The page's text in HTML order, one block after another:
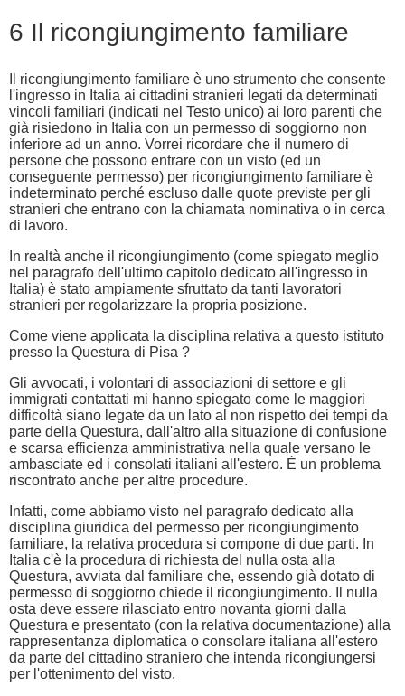
6 Il ricongiungimento familiare
Il ricongiungimento familiare è uno strumento che consente
l'ingresso in Italia ai cittadini stranieri legati da determinati
vincoli familiari (indicati nel Testo unico) ai loro parenti che
già risiedono in Italia con un permesso di soggiorno non
inferiore ad un anno. Vorrei ricordare che il numero di
persone che possono entrare con un visto (ed un
conseguente permesso) per ricongiungimento familiare è
indeterminato perché escluso dalle quote previste per gli
stranieri che entrano con la chiamata nominativa o in cerca
di lavoro.
In realtà anche il ricongiungimento (come spiegato meglio
nel paragrafo dell'ultimo capitolo dedicato all'ingresso in
Italia) è stato ampiamente sfruttato da tanti lavoratori
stranieri per regolarizzare la propria posizione.
Come viene applicata la disciplina relativa a questo istituto
presso la Questura di Pisa ?
Gli avvocati, i volontari di associazioni di settore e gli
immigrati contattati mi hanno spiegato come le maggiori
difficoltà siano legate da un lato al non rispetto dei tempi da
parte della Questura, dall'altro alla situazione di confusione
e scarsa efficienza amministrativa nella quale versano le
ambasciate ed i consolati italiani all'estero. È un problema
riscontrato anche per altre procedure.
Infatti, come abbiamo visto nel paragrafo dedicato alla
disciplina giuridica del permesso per ricongiungimento
familiare, la relativa procedura si compone di due parti. In
Italia c'è la procedura di richiesta del nulla osta alla
Questura, avviata dal familiare che, essendo già dotato di
permesso di soggiorno chiede il ricongiungimento. Il nulla
osta deve essere rilasciato entro novanta giorni dalla
Questura e presentato (con la relativa documentazione) alla
rappresentanza diplomatica o consolare italiana all'estero
da parte del cittadino straniero che intenda ricongiungersi
per l'ottenimento del visto.